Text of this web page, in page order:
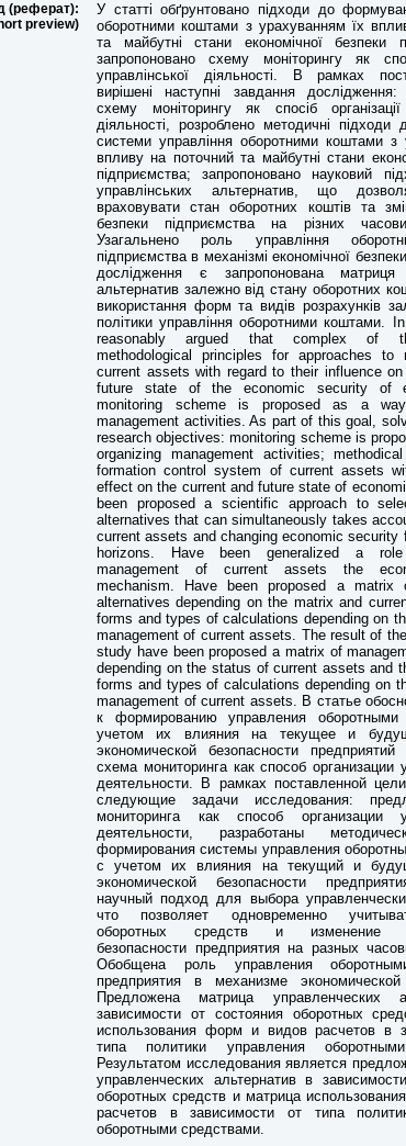
(реферат):
preview)
У статті обґрунтовано підходи до
оборотними коштами з урахуванням їх
та майбутні стани економічної безпеки
запропоновано схему моніторингу як
управлінської діяльності. В рамках
вирішені наступні завдання дослідження:
схему моніторингу як спосіб організації
діяльності, розроблено методичні
системи управління оборотними коштами з
впливу на поточний та майбутні стани
підприємства; запропоновано науковий
управлінських альтернатив, що
враховувати стан оборотних коштів та
безпеки підприємства на різних
Узагальнено роль управління
підприємства в механізмі економічної
дослідження є запропонована матриця
альтернатив залежно від стану оборотних
використання форм та видів розрахунків
політики управління оборотними коштами.
reasonably argued that complex of
methodological principles for approaches to
current assets with regard to their influence
future state of the economic security of
monitoring scheme is proposed as a
management activities. As part of this goal,
research objectives: monitoring scheme is
organizing management activities;
formation control system of current assets
effect on the current and future state of
been proposed a scientific approach to
alternatives that can simultaneously takes
current assets and changing economic security
horizons. Have been generalized a
management of current assets the
mechanism. Have been proposed a matrix
alternatives depending on the matrix and
forms and types of calculations depending on
management of current assets. The result of
study have been proposed a matrix of
depending on the status of current assets and
forms and types of calculations depending on
management of current assets. В статье
к формированию управления оборотными
учетом их влияния на текущее и
экономической безопасности
схема мониторинга как способ организации
деятельности. В рамках поставленной
следующие задачи исследования:
мониторинга как способ организации
деятельности, разработаны
формирования системы управления
с учетом их влияния на текущий и
экономической безопасности
научный подход для выбора
что позволяет одновременно
оборотных средств и изменение
безопасности предприятия на разных
Обобщена роль управления
предприятия в механизме экономической
Предложена матрица управленческих
зависимости от состояния оборотных
использования форм и видов расчетов в
типа политики управления
Результатом исследования является
управленческих альтернатив в
оборотных средств и матрица
расчетов в зависимости от типа
оборотными средствами.